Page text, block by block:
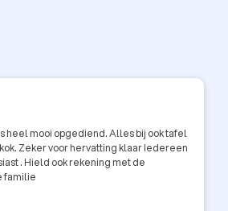
mooi opgediend. Alles bij ook tafel
Zeker voor hervatting klaar Iedereen
. Hield ook rekening met de
familie